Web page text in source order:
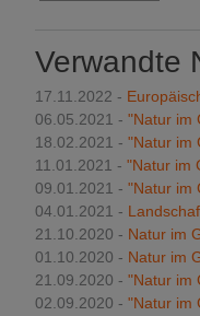
Verwandte
17.11.2022 -
06.05.2021 - "Natur im
18.02.2021 - "Natur im
11.01.2021 - "Natur im
09.01.2021 - "Natur im
04.01.2021 -
21.10.2020 - Natur im
01.10.2020 - Natur im
21.09.2020 - "Natur im
02.09.2020 - "Natur im